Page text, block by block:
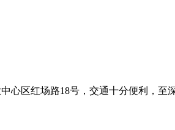
心区红场路18号，交通十分便利，至